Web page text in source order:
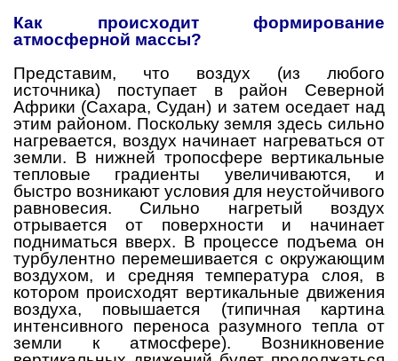
Как происходит формирование
атмосферной массы?
Представим, что воздух (из любого
источника) поступает в район Северной
Африки (Сахара, Судан) и затем оседает над
этим районом. Поскольку земля здесь сильно
нагревается, воздух начинает нагреваться от
земли. В нижней тропосфере вертикальные
тепловые градиенты увеличиваются, и
быстро возникают условия для неустойчивого
равновесия. Сильно нагретый воздух
отрывается от поверхности и начинает
подниматься вверх. В процессе подъема он
турбулентно перемешивается с окружающим
воздухом, и средняя температура слоя, в
котором происходят вертикальные движения
воздуха, повышается (типичная картина
интенсивного переноса разумного тепла от
земли к атмосфере). Возникновение